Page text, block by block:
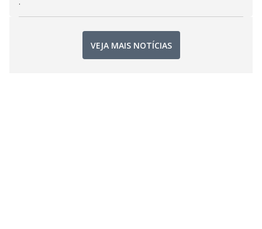
VEJA MAIS NOTÍCIAS